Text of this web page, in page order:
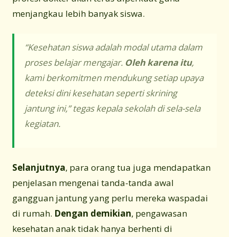
menjangkau lebih banyak siswa.
“Kesehatan siswa adalah modal utama dalam
proses belajar mengajar. Oleh karena itu,
kami berkomitmen mendukung setiap upaya
deteksi dini kesehatan seperti skrining
jantung ini,” tegas kepala sekolah di sela-sela
kegiatan.
Selanjutnya, para orang tua juga mendapatkan
penjelasan mengenai tanda-tanda awal
gangguan jantung yang perlu mereka waspadai
di rumah. Dengan demikian, pengawasan
kesehatan anak tidak hanya berhenti di